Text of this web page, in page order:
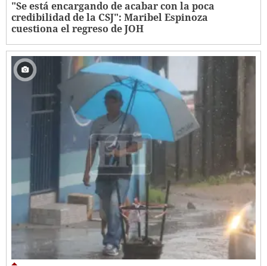
"Se está encargando de acabar con la poca
credibilidad de la CSJ": Maribel Espinoza
cuestiona el regreso de JOH